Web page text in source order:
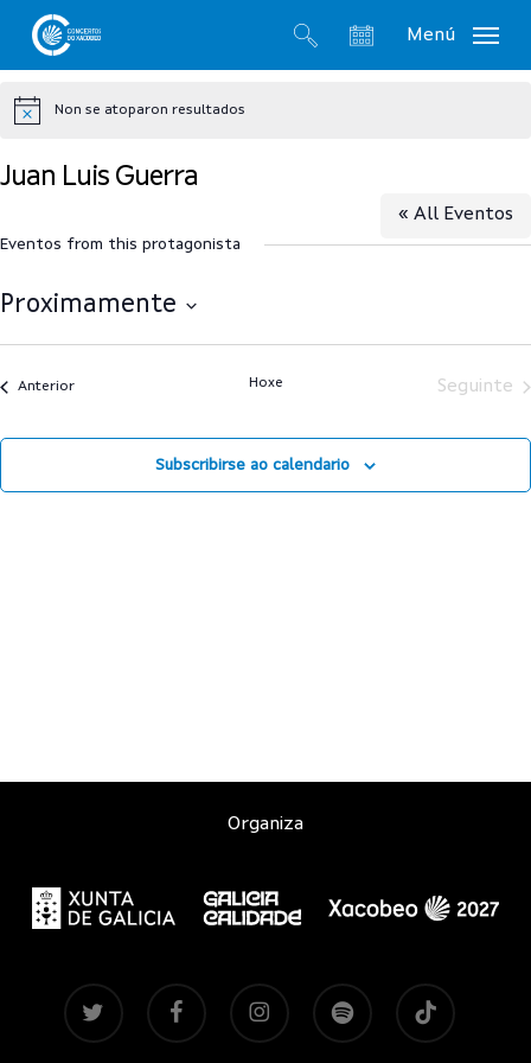
content
Menú
Notice
Non se atoparon resultados
Juan Luis Guerra
« All Eventos
Eventos from this protagonista
Proximamente
Select
Anterior Hoxe Seguinte
Subscribirse ao calendario
Organiza
twitter facebook instagram spotify tiktok